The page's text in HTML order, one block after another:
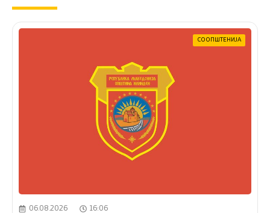
СООПШТЕНИЈА
06.08.2026 16:06